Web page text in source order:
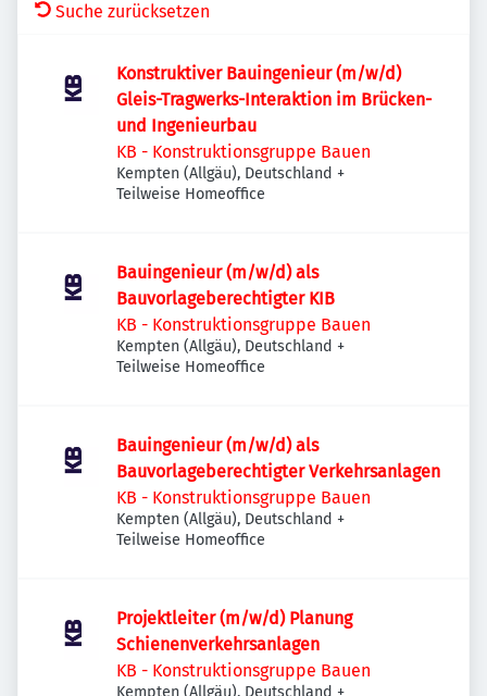
Suche zurücksetzen
Konstruktiver Bauingenieur (m/w/d)
Gleis-Tragwerks-Interaktion im Brücken-
und Ingenieurbau
KB - Konstruktionsgruppe Bauen
Kempten (Allgäu), Deutschland +
Teilweise Homeoffice
Bauingenieur (m/w/d) als
Bauvorlageberechtigter KIB
KB - Konstruktionsgruppe Bauen
Kempten (Allgäu), Deutschland +
Teilweise Homeoffice
Bauingenieur (m/w/d) als
Bauvorlageberechtigter Verkehrsanlagen
KB - Konstruktionsgruppe Bauen
Kempten (Allgäu), Deutschland +
Teilweise Homeoffice
Projektleiter (m/w/d) Planung
Schienenverkehrsanlagen
KB - Konstruktionsgruppe Bauen
Kempten (Allgäu), Deutschland +